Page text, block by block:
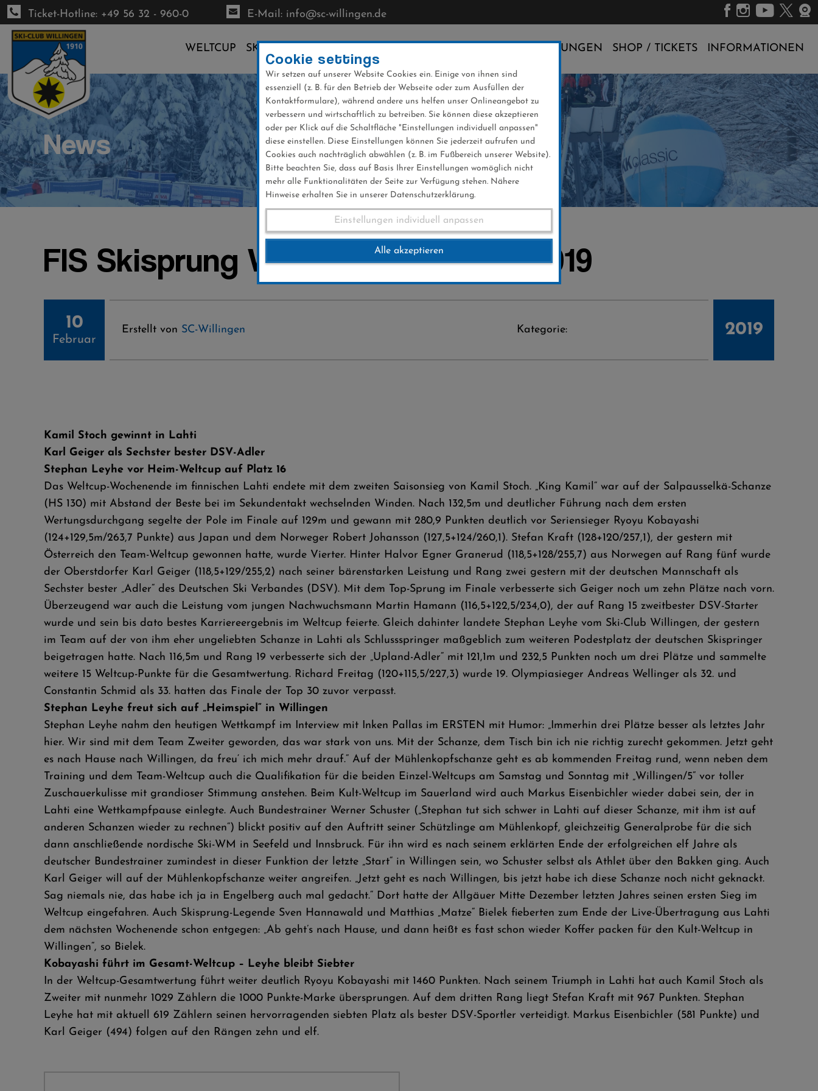
Direkt
zum
Inhalt
Ticket-Hotline: +49 56 32 - 960-0 E-Mail: info@sc-willingen.de
WELTCUP SKI-CLUB VERANSTALTUNGEN SHOP / TICKETS INFORMATIONEN
News
FIS Skisprung Weltcup Lahti 10.02.2019
10
Februar
Erstellt von SC-Willingen Kategorie: 2019
Kamil Stoch gewinnt in Lahti
Karl Geiger als Sechster bester DSV-Adler
Stephan Leyhe vor Heim-Weltcup auf Platz 16
Das Weltcup-Wochenende im finnischen Lahti endete mit dem zweiten Saisonsieg von Kamil Stoch. „King Kamil“ war auf der Salpausselkä-Schanze
(HS 130) mit Abstand der Beste bei im Sekundentakt wechselnden Winden. Nach 132,5m und deutlicher Führung nach dem ersten
Wertungsdurchgang segelte der Pole im Finale auf 129m und gewann mit 280,9 Punkten deutlich vor Seriensieger Ryoyu Kobayashi
(124+129,5m/263,7 Punkte) aus Japan und dem Norweger Robert Johansson (127,5+124/260,1). Stefan Kraft (128+120/257,1), der gestern mit
Österreich den Team-Weltcup gewonnen hatte, wurde Vierter. Hinter Halvor Egner Granerud (118,5+128/255,7) aus Norwegen auf Rang fünf wurde
der Oberstdorfer Karl Geiger (118,5+129/255,2) nach seiner bärenstarken Leistung und Rang zwei gestern mit der deutschen Mannschaft als
Sechster bester „Adler“ des Deutschen Ski Verbandes (DSV). Mit dem Top-Sprung im Finale verbesserte sich Geiger noch um zehn Plätze nach vorn.
Überzeugend war auch die Leistung vom jungen Nachwuchsmann Martin Hamann (116,5+122,5/234,0), der auf Rang 15 zweitbester DSV-Starter
wurde und sein bis dato bestes Karriereergebnis im Weltcup feierte. Gleich dahinter landete Stephan Leyhe vom Ski-Club Willingen, der gestern
im Team auf der von ihm eher ungeliebten Schanze in Lahti als Schlussspringer maßgeblich zum weiteren Podestplatz der deutschen Skispringer
beigetragen hatte. Nach 116,5m und Rang 19 verbesserte sich der „Upland-Adler“ mit 121,1m und 232,5 Punkten noch um drei Plätze und sammelte
weitere 15 Weltcup-Punkte für die Gesamtwertung. Richard Freitag (120+115,5/227,3) wurde 19. Olympiasieger Andreas Wellinger als 32. und
Constantin Schmid als 33. hatten das Finale der Top 30 zuvor verpasst.
Stephan Leyhe freut sich auf „Heimspiel“ in Willingen
Stephan Leyhe nahm den heutigen Wettkampf im Interview mit Inken Pallas im ERSTEN mit Humor: „Immerhin drei Plätze besser als letztes Jahr
hier. Wir sind mit dem Team Zweiter geworden, das war stark von uns. Mit der Schanze, dem Tisch bin ich nie richtig zurecht gekommen. Jetzt geht
es nach Hause nach Willingen, da freu‘ ich mich mehr drauf.“ Auf der Mühlenkopfschanze geht es ab kommenden Freitag rund, wenn neben dem
Training und dem Team-Weltcup auch die Qualifikation für die beiden Einzel-Weltcups am Samstag und Sonntag mit „Willingen/5“ vor toller
Zuschauerkulisse mit grandioser Stimmung anstehen. Beim Kult-Weltcup im Sauerland wird auch Markus Eisenbichler wieder dabei sein, der in
Lahti eine Wettkampfpause einlegte. Auch Bundestrainer Werner Schuster („Stephan tut sich schwer in Lahti auf dieser Schanze, mit ihm ist auf
anderen Schanzen wieder zu rechnen“) blickt positiv auf den Auftritt seiner Schützlinge am Mühlenkopf, gleichzeitig Generalprobe für die sich
dann anschließende nordische Ski-WM in Seefeld und Innsbruck. Für ihn wird es nach seinem erklärten Ende der erfolgreichen elf Jahre als
deutscher Bundestrainer zumindest in dieser Funktion der letzte „Start“ in Willingen sein, wo Schuster selbst als Athlet über den Bakken ging. Auch
Karl Geiger will auf der Mühlenkopfschanze weiter angreifen. „Jetzt geht es nach Willingen, bis jetzt habe ich diese Schanze noch nicht geknackt.
Sag niemals nie, das habe ich ja in Engelberg auch mal gedacht.“ Dort hatte der Allgäuer Mitte Dezember letzten Jahres seinen ersten Sieg im
Weltcup eingefahren. Auch Skisprung-Legende Sven Hannawald und Matthias „Matze“ Bielek fieberten zum Ende der Live-Übertragung aus Lahti
dem nächsten Wochenende schon entgegen: „Ab geht’s nach Hause, und dann heißt es fast schon wieder Koffer packen für den Kult-Weltcup in
Willingen“, so Bielek.
Kobayashi führt im Gesamt-Weltcup – Leyhe bleibt Siebter
In der Weltcup-Gesamtwertung führt weiter deutlich Ryoyu Kobayashi mit 1460 Punkten. Nach seinem Triumph in Lahti hat auch Kamil Stoch als
Zweiter mit nunmehr 1029 Zählern die 1000 Punkte-Marke übersprungen. Auf dem dritten Rang liegt Stefan Kraft mit 967 Punkten. Stephan
Leyhe hat mit aktuell 619 Zählern seinen hervorragenden siebten Platz als bester DSV-Sportler verteidigt. Markus Eisenbichler (581 Punkte) und
Karl Geiger (494) folgen auf den Rängen zehn und elf.
Cookie settings
Wir setzen auf unserer Website Cookies ein. Einige von ihnen sind
essenziell (z. B. für den Betrieb der Webseite oder zum Ausfüllen der
Kontaktformulare), während andere uns helfen unser Onlineangebot zu
verbessern und wirtschaftlich zu betreiben. Sie können diese akzeptieren
oder per Klick auf die Schaltfläche "Einstellungen individuell anpassen"
diese einstellen. Diese Einstellungen können Sie jederzeit aufrufen und
Cookies auch nachträglich abwählen (z. B. im Fußbereich unserer Website).
Bitte beachten Sie, dass auf Basis Ihrer Einstellungen womöglich nicht
mehr alle Funktionalitäten der Seite zur Verfügung stehen. Nähere
Hinweise erhalten Sie in unserer Datenschutzerklärung.
Einstellungen individuell anpassen
Alle akzeptieren